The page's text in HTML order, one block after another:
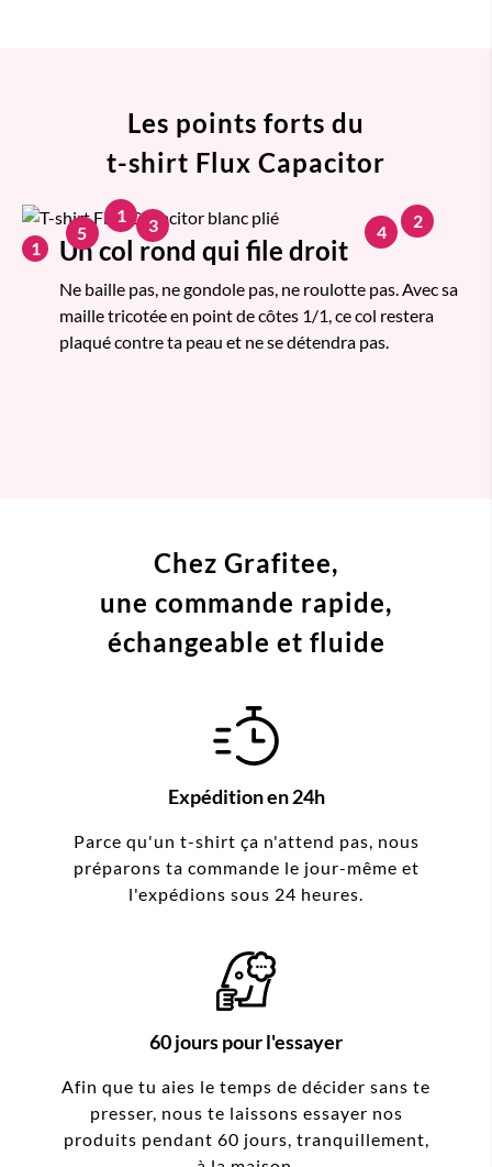
Les points forts du
t-shirt Flux Capacitor
1 Un col rond qui file droit
Ne baille pas, ne gondole pas, ne roulotte pas. Avec sa
maille tricotée en point de côtes 1/1, ce col restera
plaqué contre ta peau et ne se détendra pas.
1 2
3 4
5
Chez Grafitee,
une commande rapide,
échangeable et fluide
Expédition en 24h
Parce qu'un t-shirt ça n'attend pas, nous
préparons ta commande le jour-même et
l'expédions sous 24 heures.
60 jours pour l'essayer
Afin que tu aies le temps de décider sans te
presser, nous te laissons essayer nos
produits pendant 60 jours, tranquillement,